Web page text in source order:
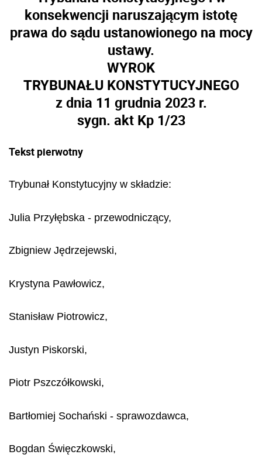
konsekwencji naruszającym istotę
prawa do sądu ustanowionego na mocy
ustawy.
WYROK
TRYBUNAŁU KONSTYTUCYJNEGO
z dnia 11 grudnia 2023 r.
sygn. akt Kp 1/23
Tekst pierwotny
Trybunał Konstytucyjny w składzie:
Julia Przyłębska - przewodniczący,
Zbigniew Jędrzejewski,
Krystyna Pawłowicz,
Stanisław Piotrowicz,
Justyn Piskorski,
Piotr Pszczółkowski,
Bartłomiej Sochański - sprawozdawca,
Bogdan Święczkowski,